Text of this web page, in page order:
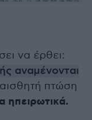
να έρθει:
αναμένονται
πτώση
ηπειρωτικά.